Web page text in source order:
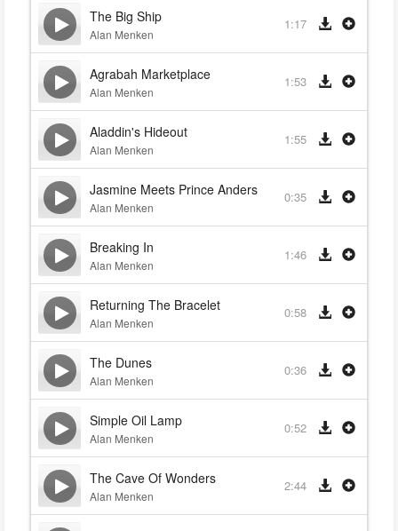
The Big Ship
Alan Menken
1:17
Agrabah Marketplace
Alan Menken
1:53
Aladdin's Hideout
Alan Menken
1:55
Jasmine Meets Prince Anders
Alan Menken
0:35
Breaking In
Alan Menken
1:46
Returning The Bracelet
Alan Menken
0:58
The Dunes
Alan Menken
0:36
Simple Oil Lamp
Alan Menken
0:52
The Cave Of Wonders
Alan Menken
2:44